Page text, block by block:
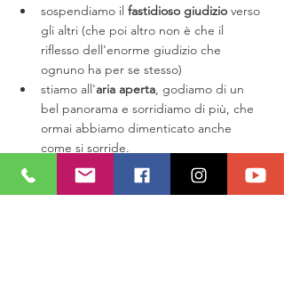
sospendiamo il fastidioso giudizio verso
gli altri (che poi altro non è che il
riflesso dell'enorme giudizio che
ognuno ha per se stesso)
stiamo all'aria aperta, godiamo di un
bel panorama e sorridiamo di più, che
ormai abbiamo dimenticato anche
come si sorride.
Questo è l'unico mondo GREEN veramente